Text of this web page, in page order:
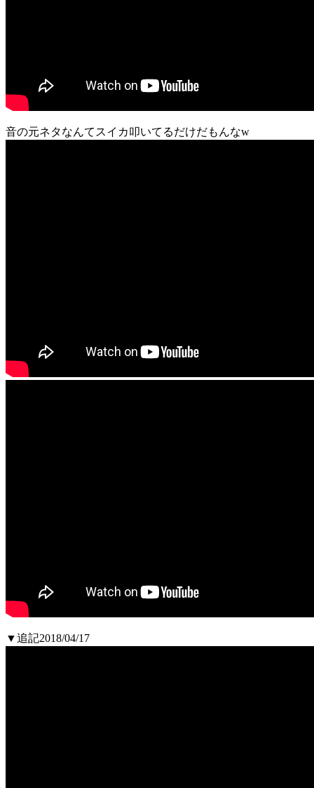
音の元ネタなんてスイカ叩いてるだけだもんなw
▼追記2018/04/17